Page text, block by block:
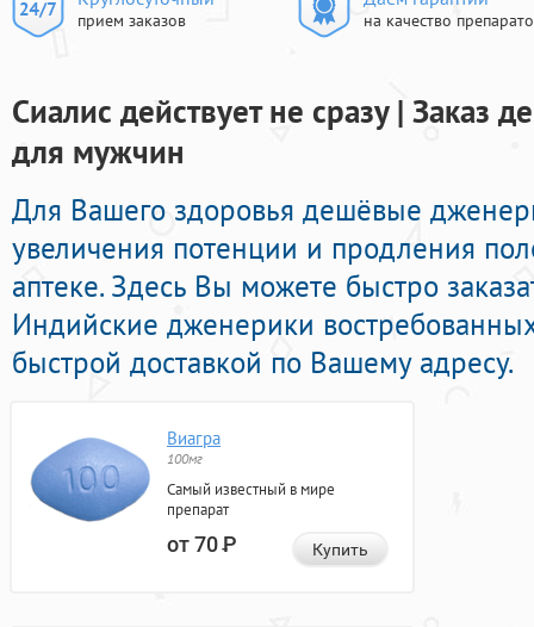
прием заказов на качество
Сиалис действует не сразу | Заказ
для мужчин
Для Вашего здоровья дешёвые
увеличения потенции и продления
аптеке. Здесь Вы можете быстро
Индийские дженерики
быстрой доставкой по Вашему адресу.
Виагра
100мг
Самый известный в мире
препарат
от 70Р Купить